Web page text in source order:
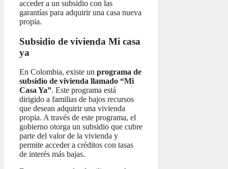
acceder a un subsidio con las
garantías para adquirir una casa nueva
propia.
Subsidio de vivienda Mi casa
ya
En Colombia, existe un programa de
subsidio de vivienda llamado “Mi
Casa Ya”. Este programa está
dirigido a familias de bajos recursos
que desean adquirir una vivienda
propia. A través de este programa, el
gobierno otorga un subsidio que cubre
parte del valor de la vivienda y
permite acceder a créditos con tasas
de interés más bajas.